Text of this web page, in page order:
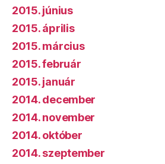
2015. június
2015. április
2015. március
2015. február
2015. január
2014. december
2014. november
2014. október
2014. szeptember